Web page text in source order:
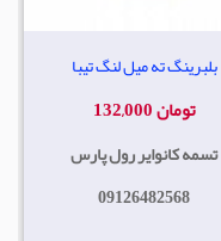
بلبرینگ ته میل لنگ تیبا
132,000 تومان
تسمه کانوایر رول پارس
09126482568